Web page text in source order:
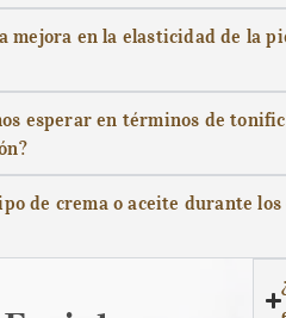
mejora en la elasticidad de la
esperar en términos de
de crema o aceite durante